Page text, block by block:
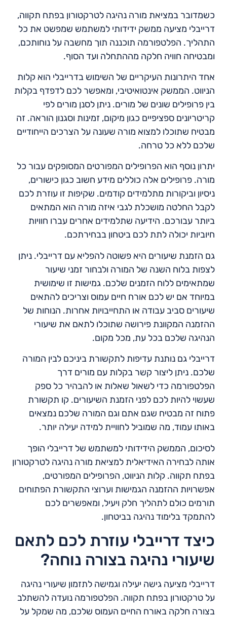
כשמדובר במציאת מורה נהיגה לטרקטורון בפתח תקווה,
דרייבלי מציעה ממשק ידידותי למשתמש שמפשט את כל
התהליך. הפלטפורמה תוכננה תוך מחשבה על נוחותכם,
ומבטיחה חוויה חלקה מההתחלה ועד הסוף.
אחד היתרונות העיקריים של השימוש בדרייבלי הוא קלות
הניווט. הממשק אינטואיטיבי, ומאפשר לכם לדפדף בקלות
בין פרופילים שונים של מורים. ניתן לסנן מורים לפי
קריטריונים ספציפיים כגון מיקום, זמינות וסגנון הוראה. זה
מבטיח שתוכלו למצוא מורה שעונה על הצרכים הייחודיים
שלכם ללא כל טרחה.
יתרון נוסף הוא הפרופילים המפורטים המסופקים עבור כל
מורה. פרופילים אלה כוללים מידע חשוב כגון כישורים,
ניסיון וביקורות מתלמידים קודמים. שקיפות זו עוזרת לכם
לקבל החלטה מושכלת לגבי איזה מורה הוא המתאים
ביותר עבורכם. הידיעה שתלמידים אחרים עברו חוויות
חיוביות יכולה לתת לכם ביטחון בבחירתכם.
גם הזמנת שיעורים היא פשוטה להפליא עם דרייבלי. ניתן
לצפות בלוח השנה של המורה ולבחור זמני שיעור
שמתאימים ללוח הזמנים שלכם. גמישות זו שימושית
במיוחד אם יש לכם אורח חיים עמוס וצריכים להתאים
שיעורים סביב עבודה או התחייבויות אחרות. הנוחות של
ההזמנה המקוונת פירושה שתוכלו לתאם את שיעורי
הנהיגה שלכם בכל עת, מכל מקום.
דרייבלי גם נותנת עדיפות לתקשורת ביניכם לבין המורה
שלכם. ניתן ליצור קשר בקלות עם מורים דרך
הפלטפורמה כדי לשאול שאלות או להבהיר כל ספק
שעשוי להיות לכם לפני הזמנת השיעורים. קו תקשורת
פתוח זה מבטיח שגם אתם וגם המורה שלכם נמצאים
באותו עמוד, מה שמוביל לחוויית למידה יעילה יותר.
לסיכום, הממשק הידידותי למשתמש של דרייבלי הופך
אותה לבחירה האידיאלית למציאת מורה נהיגה לטרקטורון
בפתח תקווה. קלות הניווט, הפרופילים המפורטים,
אפשרויות ההזמנה הגמישות וערוצי התקשורת הפתוחים
תורמים כולם לתהליך חלק ויעיל, ומאפשרים לכם
להתמקד בלימוד נהיגה בביטחון.
כיצד דרייבלי עוזרת לכם לתאם
שיעורי נהיגה בצורה נוחה?
דרייבלי מציעה גישה יעילה וגמישה לתזמון שיעורי נהיגה
על טרקטורון בפתח תקווה. הפלטפורמה נועדה להשתלב
בצורה חלקה באורח החיים העמוס שלכם, מה שמקל על